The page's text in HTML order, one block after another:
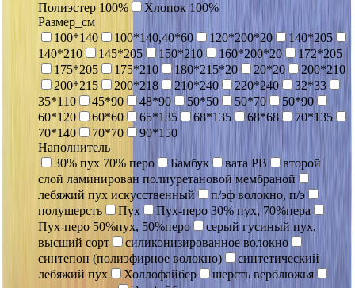
Полиэстер 100%
Хлопок 100%
Размер_см
100*140
100*140,40*60 120*200*20
140*205
140*210
145*205 150*210 160*200*20
172*205
175*205
175*210 180*215*20 20*20
200*210
200*215
200*218 210*240 220*240
32*33
35*110
45*90 48*90 50*50 50*70
50*90
60*120
60*60 65*135 68*135 68*68
70*135
70*140
70*70
90*150
Наполнитель
30% пух 70% перо
Бамбук вата РВ
второй
слой ламинирован полиуретановой мембраной
лебяжий пух искусственный
п/эф волокно, п/э
полушерсть
Пух
Пух-перо 30% пух, 70%пера
Пух-перо 50%пух, 50%перо
серый гусиный пух,
высший сорт
силиконизированное волокно
синтепон (полиэфирное волокно)
синтетический
лебяжий пух
Холлофайбер
шерсть верблюжья